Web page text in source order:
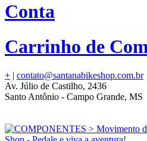
Conta
Carrinho de
+ | contato@santanabikeshop.com.br
Av. Júlio de Castilho, 2436
Santo Antônio - Campo Grande, MS